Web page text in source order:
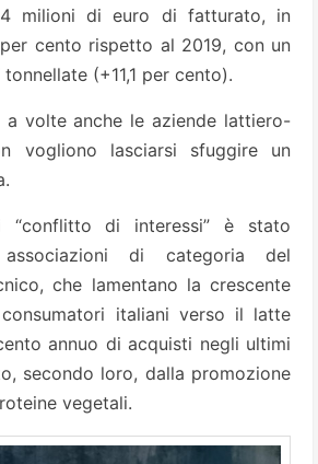
milioni di euro di fatturato, in
cento rispetto al 2019, con un
(+11,1 per cento).
volte anche le aziende lattiero-
vogliono lasciarsi sfuggire un
“conflitto di interessi” è stato
di categoria del
che lamentano la crescente
italiani verso il latte
annuo di acquisti negli ultimi
secondo loro, dalla promozione
vegetali.